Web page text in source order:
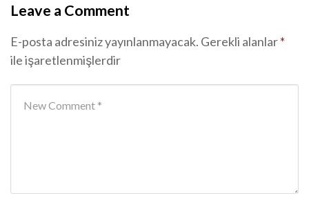
Leave a Comment
E-posta adresiniz yayınlanmayacak. Gerekli alanlar*
ile işaretlenmişlerdir